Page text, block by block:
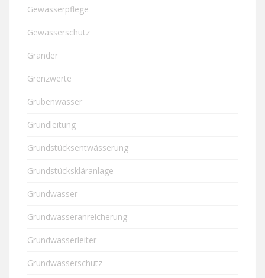
Gewässerpflege
Gewässerschutz
Grander
Grenzwerte
Grubenwasser
Grundleitung
Grundstücksentwässerung
Grundstückskläranlage
Grundwasser
Grundwasseranreicherung
Grundwasserleiter
Grundwasserschutz